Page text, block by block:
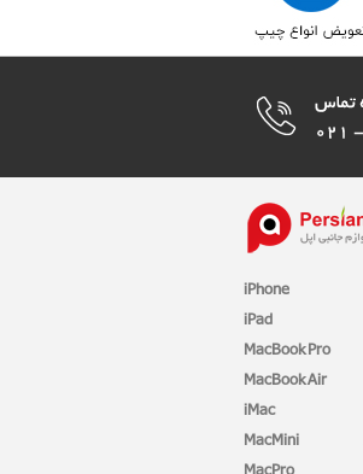
iPhone
iPad
MacBook Pro
MacBook Air
iMac
MacMini